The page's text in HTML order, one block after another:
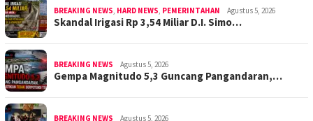
BREAKING NEWS HARD NEWS PEMERINTAHAN Agustus 5, 2026
Skandal Irigasi Rp 3,54 Miliar D.I. Simo…
BREAKING NEWS Agustus 5, 2026
Gempa Magnitudo 5,3 Guncang Pangandaran,…
BREAKING NEWS Agustus 5, 2026